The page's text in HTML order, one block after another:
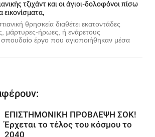
τζιχάντ και οι άγιοι-δολοφόνοι πίσω
εικονίσματα,
θρησκεία διαθέτει εκατοντάδες
μάρτυρες-ήρωες, ή ενάρετους
έργο που αγιοποιήθηκαν μέσα